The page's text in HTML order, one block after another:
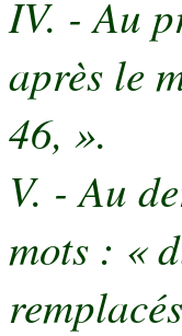
IV. - Au
après le
46, ».
V. - Au
mots : «